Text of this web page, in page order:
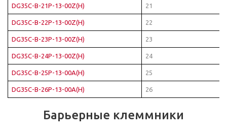
DG35C-B-21P-13-00Z(H) 21
DG35C-B-22P-13-00Z(H) 22
DG35C-B-23P-13-00Z(H) 23
DG35C-B-24P-13-00Z(H) 24
DG35C-B-25P-13-00A(H) 25
DG35C-B-26P-13-00A(H) 26
Барьерные клеммники